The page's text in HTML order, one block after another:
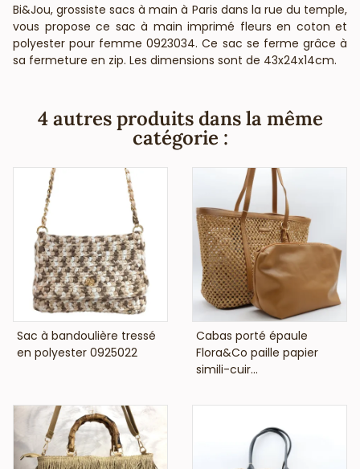
Bi&Jou, grossiste sacs à main à Paris dans la rue du temple,
vous propose ce sac à main imprimé fleurs en coton et
polyester pour femme 0923034. Ce sac se ferme grâce à
sa fermeture en zip. Les dimensions sont de 43x24x14cm.
4 autres produits dans la même
catégorie :
VOIR LE PRIX
Sac à bandoulière tressé
en polyester 0925022
VOIR LE PRIX
Cabas porté épaule
Flora&Co paille papier
simili-cuir...